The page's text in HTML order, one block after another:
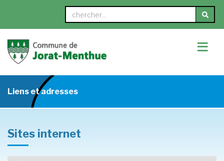
≡
Liens et adresses
Sites internet